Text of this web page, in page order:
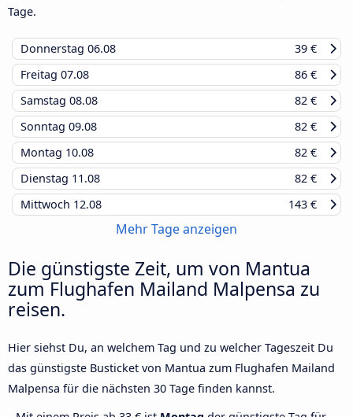
Tage.
Donnerstag 06.08
39 €
Freitag 07.08
86 €
Samstag 08.08
82 €
Sonntag 09.08
82 €
Montag 10.08
82 €
Dienstag 11.08
82 €
Mittwoch 12.08 143 €
Mehr Tage anzeigen
Die günstigste Zeit, um von Mantua
zum Flughafen Mailand Malpensa zu
reisen.
Hier siehst Du, an welchem Tag und zu welcher Tageszeit Du
das günstigste Busticket von Mantua zum Flughafen Mailand
Malpensa für die nächsten 30 Tage finden kannst.